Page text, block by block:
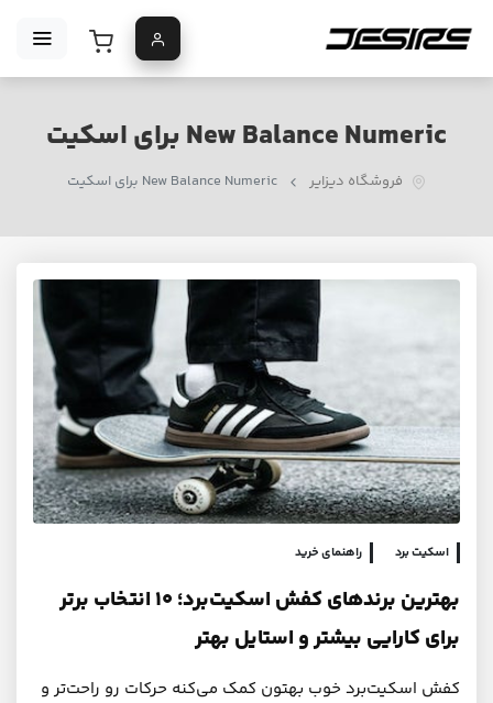
New Balance Numeric برای اسکیت
فروشگاه دیزایر New Balance Numeric برای اسکیت
اسکیت برد راهنمای خرید
بهترین برندهای کفش اسکیت‌برد؛ ۱۰ انتخاب برتر
برای کارایی بیشتر و استایل بهتر
کفش اسکیت‌برد خوب بهتون کمک می‌کنه حرکات رو راحت‌تر و